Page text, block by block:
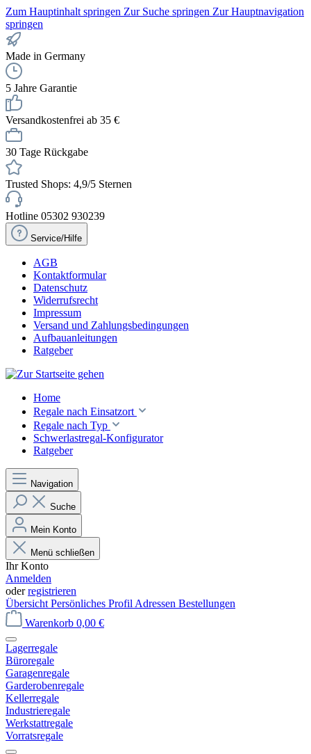
Zum Hauptinhalt springen Zur Suche springen Zur Hauptnavigation
springen
Made in Germany
5 Jahre Garantie
Versandkostenfrei ab 35 €
30 Tage Rückgabe
Trusted Shops: 4,9/5 Sternen
Hotline 05302 930239
Service/Hilfe
AGB
Kontaktformular
Datenschutz
Widerrufsrecht
Impressum
Versand und Zahlungsbedingungen
Aufbauanleitungen
Ratgeber
Home
Regale nach Einsatzort
Regale nach Typ
Schwerlastregal-Konfigurator
Ratgeber
Navigation
Suche
Mein Konto
Menü schließen
Ihr Konto
Anmelden
oderregistrieren
Übersicht Persönliches Profil Adressen Bestellungen
Warenkorb 0,00 €
Lagerregale
Büroregale
Garagenregale
Garderobenregale
Kellerregale
Industrieregale
Werkstattregale
Vorratsregale